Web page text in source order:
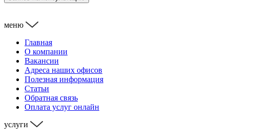
меню
Главная
О компании
Вакансии
Адреса наших офисов
Полезная информация
Статьи
Обратная связь
Оплата услуг онлайн
услуги